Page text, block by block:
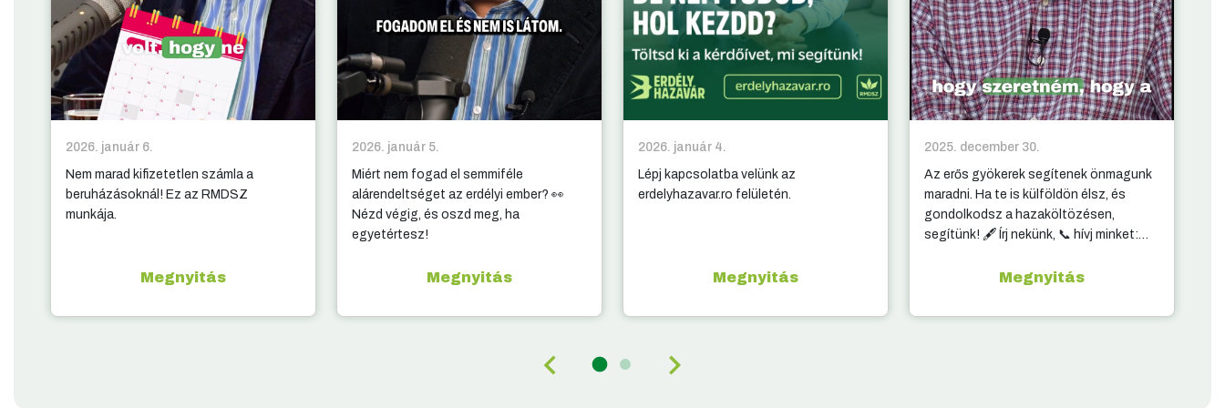
2026. január 6.
Nem marad kifizetetlen számla a
beruházásoknál! Ez az RMDSZ
munkája.
Megnyitás
2026. január 5.
Miért nem fogad el semmiféle
alárendeltséget az erdélyi ember? 👀
Nézd végig, és oszd meg, ha
egyetértesz!
Megnyitás
2026. január 4.
Lépj kapcsolatba velünk az
erdelyhazavar.ro felületén.
Megnyitás
2025. december 30.
Az erős gyökerek segítenek önmagunk
maradni. Ha te is külföldön élsz, és
gondolkodsz a hazaköltözésen,
segítünk! 🖋️ Írj nekünk, 📞 hívj minket:
Megnyitás